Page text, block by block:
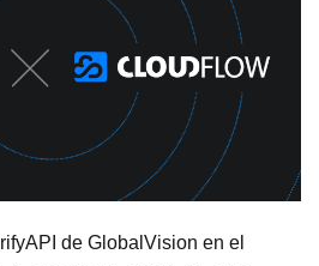
de GlobalVision en el